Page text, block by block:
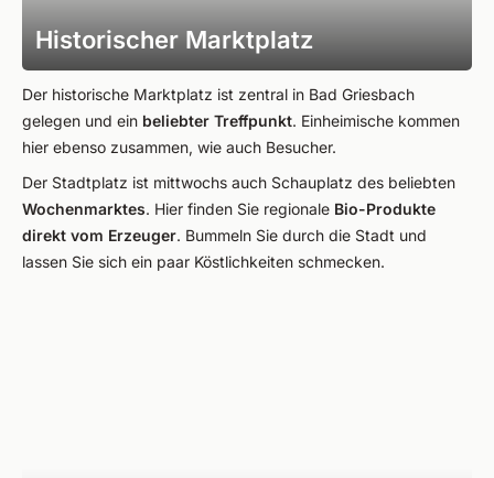
Historischer Marktplatz
Der historische Marktplatz ist zentral in Bad Griesbach
gelegen und ein beliebter Treffpunkt. Einheimische kommen
hier ebenso zusammen, wie auch Besucher.
Der Stadtplatz ist mittwochs auch Schauplatz des beliebten
Wochenmarktes. Hier finden Sie regionale Bio-Produkte
direkt vom Erzeuger. Bummeln Sie durch die Stadt und
lassen Sie sich ein paar Köstlichkeiten schmecken.